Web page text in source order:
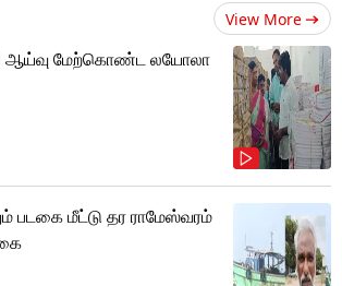
View More
ஆய்வு மேற்கொண்ட லயோலா
படகை மீட்டு தர ராமேஸ்வரம்